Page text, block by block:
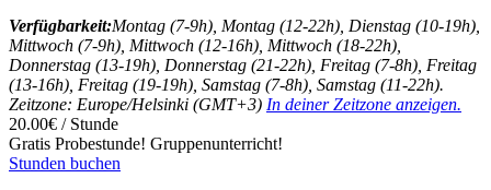
Verfügbarkeit:Montag (7-9h), Montag (12-22h), Dienstag (10-19h),
Mittwoch (7-9h), Mittwoch (12-16h), Mittwoch (18-22h),
Donnerstag (13-19h), Donnerstag (21-22h), Freitag (7-8h), Freitag
(13-16h), Freitag (19-19h), Samstag (7-8h), Samstag (11-22h).
Zeitzone: Europe/Helsinki (GMT+3) In deiner Zeitzone anzeigen.
20.00€ / Stunde
Gratis Probestunde! Gruppenunterricht!
Stunden buchen